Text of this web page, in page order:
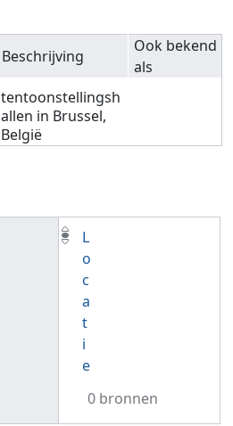
Beschrijving
Ook bekend
als
tentoonstellingsh
allen in Brussel,
België
L
o
c
a
t
i
e
0 bronnen